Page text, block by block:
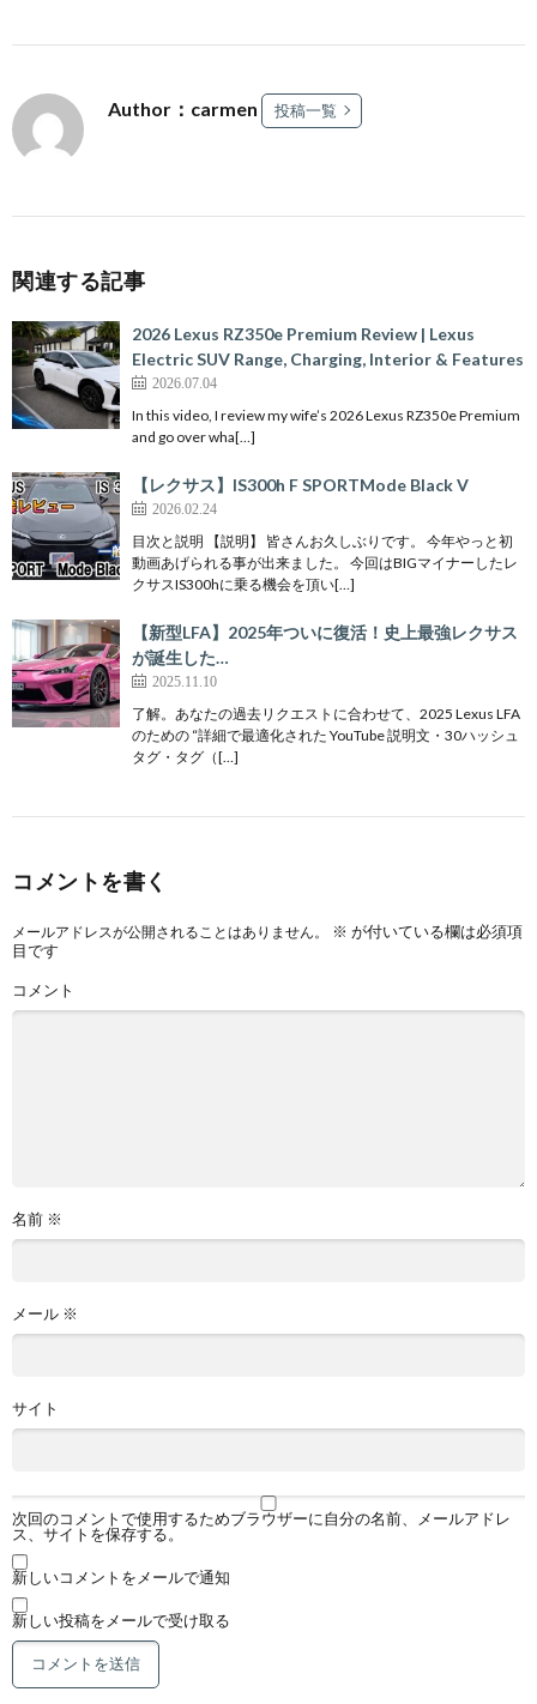
Author：carmen 投稿一覧
関連する記事
2026 Lexus RZ350e Premium Review | Lexus
Electric SUV Range, Charging, Interior & Features
2026.07.04
In this video, I review my wife’s 2026 Lexus RZ350e Premium
and go over wha[…]
【レクサス】IS300h F SPORTMode Black V
2026.02.24
目次と説明 【説明】 皆さんお久しぶりです。 今年やっと初
動画あげられる事が出来ました。 今回はBIGマイナーしたレ
クサスIS300hに乗る機会を頂い[…]
【新型LFA】2025年ついに復活！史上最強レクサス
が誕生した…
2025.11.10
了解。あなたの過去リクエストに合わせて、2025 Lexus LFA
のための “詳細で最適化された YouTube 説明文・30ハッシュ
タグ・タグ（[…]
コメントを書く
メールアドレスが公開されることはありません。 ※ が付いている欄は必須項
目です
コメント
名前 ※
メール ※
サイト
次回のコメントで使用するためブラウザーに自分の名前、メールアドレ
ス、サイトを保存する。
新しいコメントをメールで通知
新しい投稿をメールで受け取る